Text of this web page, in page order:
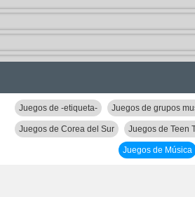
Juegos de -etiqueta- Juegos de grupos
Juegos de Corea del Sur Juegos de Teen
Juegos de Música